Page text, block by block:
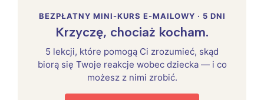
BEZPŁATNY MINI-KURS E-MAILOWY · 5 DNI
Krzyczę, chociaż kocham.
5 lekcji, które pomogą Ci zrozumieć, skąd
biorą się Twoje reakcje wobec dziecka — i co
możesz z nimi zrobić.